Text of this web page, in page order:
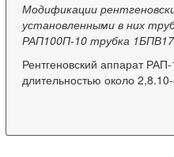
Модификации
установленными в них
РАП100П-10 трубка
Рентгеновский аппарат
длительностью около